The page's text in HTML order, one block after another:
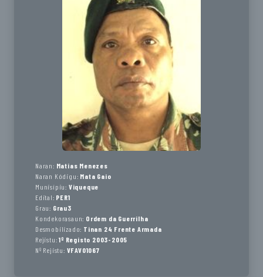
Naran: Matias Menezes
Naran Kódigu: Mata Gaio
Munisípiu: Viqueque
Edital: PER1
Grau: Grau3
Kondekorasaun: Ordem da Guerrilha
Desmobilizado: Tinan 24 Frente Armada
Rejistu: 1º Registo 2003-2005
Nº Rejistu: VFAV01067